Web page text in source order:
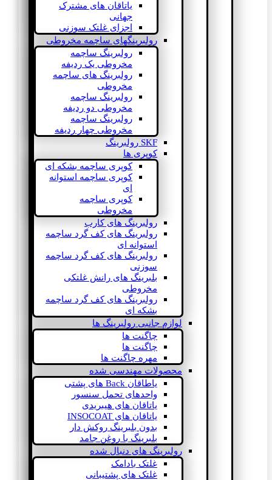
یاتاقان های مشترک
جهانی
اجزای غلتک سوزنی
رولبرینگهای ساچمه مخروطی
رولبرینگ ساچمه
مخروطی یک ردیفه
رولبرینگ های ساچمه
مخروطی
رولبرینگ ساچمه
مخروطی دو ردیفه
رولبرینگ ساچمه
مخروطی چهار ردیفه
SKF رولبرینگ
کوپری ها
کوپری ساچمه بشکه ای
کوپری ساچمه استوانه
ای
کوپری ساچمه
مخروطی
رولبرینگ های کارب
رولبرینگ های کف گرد ساچمه
استوانه ای
رولبرینگ های کف گرد ساچمه
سوزنی
بلبرینگ های رانش غلتکی
مخروطی
رولبرینگ های کف گرد ساچمه
بشکه ای
لوازم جانبی رولبرینگ ها
چاگنت ها
چاگنت ها
مهره چاگنت ها
محصولات مهندسی شده
یاطاقان Back های پشتی
واحدهای تحمل سنسور
یاتاقان های هیبریدی
یاتاقان های INSOCOAT
بدون بلبرینگ روکش دار
بلبرینگ با روغن جامد
رولبرینگ های دنبال شده
غلتک بادامک
غلتک های پشتیبانی